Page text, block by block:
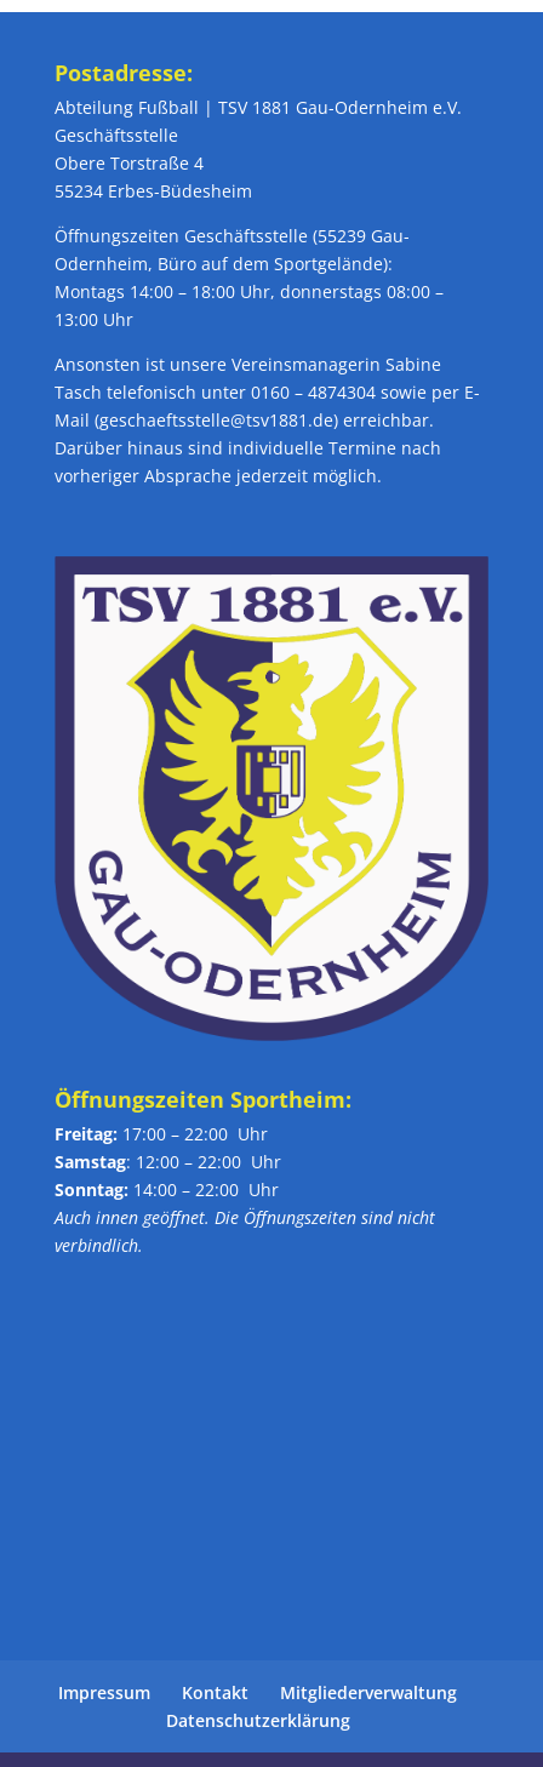
Postadresse:
Abteilung Fußball | TSV 1881 Gau-Odernheim e.V.
Geschäftsstelle
Obere Torstraße 4
55234 Erbes-Büdesheim
Öffnungszeiten Geschäftsstelle (55239 Gau-
Odernheim, Büro auf dem Sportgelände):
Montags 14:00 – 18:00 Uhr, donnerstags 08:00 –
13:00 Uhr
Ansonsten ist unsere Vereinsmanagerin Sabine
Tasch telefonisch unter 0160 – 4874304 sowie per E-
Mail (geschaeftsstelle@tsv1881.de) erreichbar.
Darüber hinaus sind individuelle Termine nach
vorheriger Absprache jederzeit möglich.
Öffnungszeiten Sportheim:
Freitag: 17:00 – 22:00 Uhr
Samstag: 12:00 – 22:00 Uhr
Sonntag: 14:00 – 22:00 Uhr
Auch innen geöffnet. Die Öffnungszeiten sind nicht
verbindlich.
Impressum Kontakt
Mitgliederverwaltung
Datenschutzerklärung